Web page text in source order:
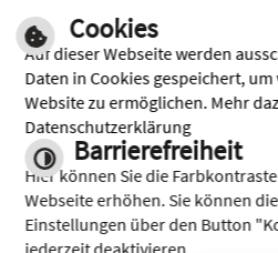
Bankverbindung:
Wasserburg
IBAN: DE 72 7115 2680
0075 59
BIC: BYLADEM1WSB
Inhalt |Impressum|
Datenschutz
Cookies
Auf dieser Webseite werden
Daten in Cookies gespeichert,
Website zu ermöglichen. Mehr
Datenschutzerklärung
Barrierefreiheit
Hier können Sie die
Webseite erhöhen. Sie können
Einstellungen über den Button
jederzeit deaktivieren.